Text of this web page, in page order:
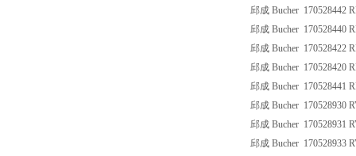
邱成 Bucher 170528442
邱成 Bucher 170528440
邱成 Bucher 170528422
邱成 Bucher 170528420
邱成 Bucher 170528441
邱成 Bucher 170528930
邱成 Bucher 170528931
邱成 Bucher 170528933